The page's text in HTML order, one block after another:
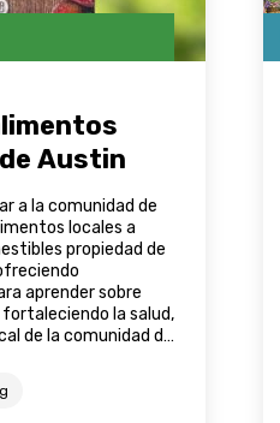
Austin
a la comunidad de
locales a
propiedad de
aprender sobre
la salud,
de la comunidad de